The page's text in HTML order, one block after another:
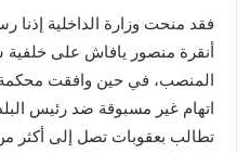
فقد منحت وزارة الداخلية إذنا
أنقرة منصور يافاش على خلفية
المنصب، في حين وافقت
اتهام غير مسبوقة ضد رئيس
تطالب بعقوبات تصل إلى